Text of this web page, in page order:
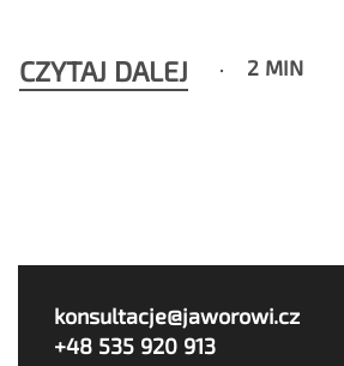
CZYTAJ DALEJ 2 MIN
konsultacje@jaworowi.cz
+48 535 920 913